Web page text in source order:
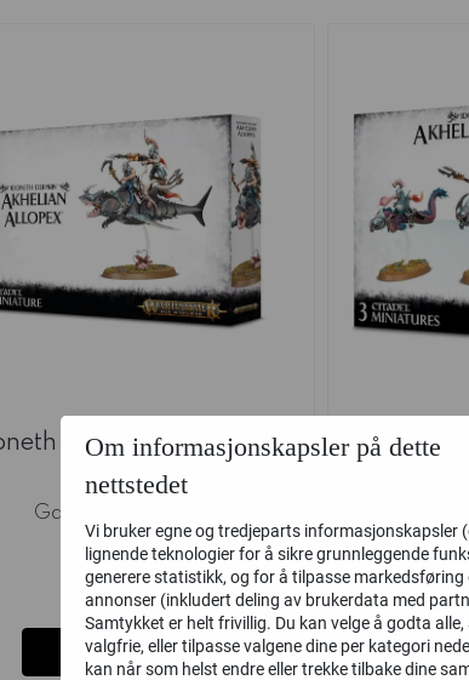
Deepkin: Akhelian
Allopex
Games Workshop
435,-
Kjøp
Om informasjonskapsler på dette
nettstedet
Vi bruker egne og tredjeparts informasjonskapsler
lignende teknologier for å sikre grunnleggende
generere statistikk, og for å tilpasse markedsføring
annonser (inkludert deling av brukerdata med
Samtykket er helt frivillig. Du kan velge å godta alle,
valgfrie, eller tilpasse valgene dine per kategori
kan når som helst endre eller trekke tilbake dine